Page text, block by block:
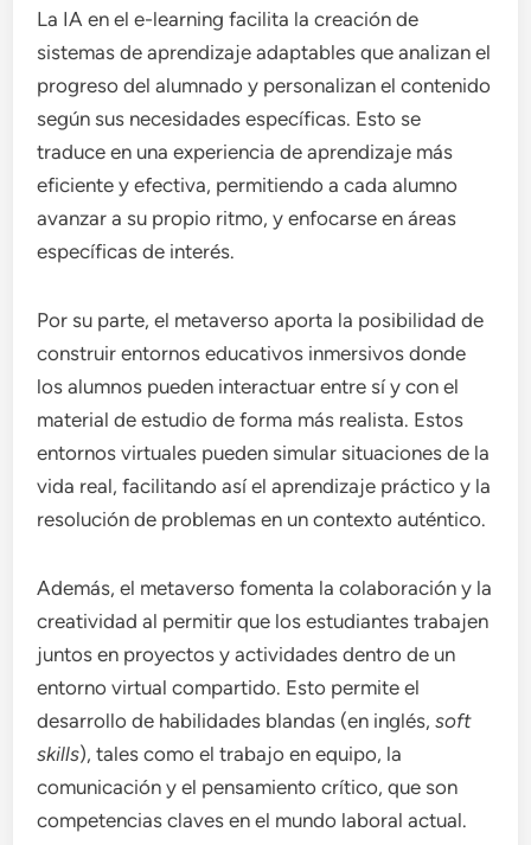
La IA en el e-learning facilita la creación de
sistemas de aprendizaje adaptables que analizan el
progreso del alumnado y personalizan el contenido
según sus necesidades específicas. Esto se
traduce en una experiencia de aprendizaje más
eficiente y efectiva, permitiendo a cada alumno
avanzar a su propio ritmo, y enfocarse en áreas
específicas de interés.
Por su parte, el metaverso aporta la posibilidad de
construir entornos educativos inmersivos donde
los alumnos pueden interactuar entre sí y con el
material de estudio de forma más realista. Estos
entornos virtuales pueden simular situaciones de la
vida real, facilitando así el aprendizaje práctico y la
resolución de problemas en un contexto auténtico.
Además, el metaverso fomenta la colaboración y la
creatividad al permitir que los estudiantes trabajen
juntos en proyectos y actividades dentro de un
entorno virtual compartido. Esto permite el
desarrollo de habilidades blandas (en inglés,soft
skills), tales como el trabajo en equipo, la
comunicación y el pensamiento crítico, que son
competencias claves en el mundo laboral actual.